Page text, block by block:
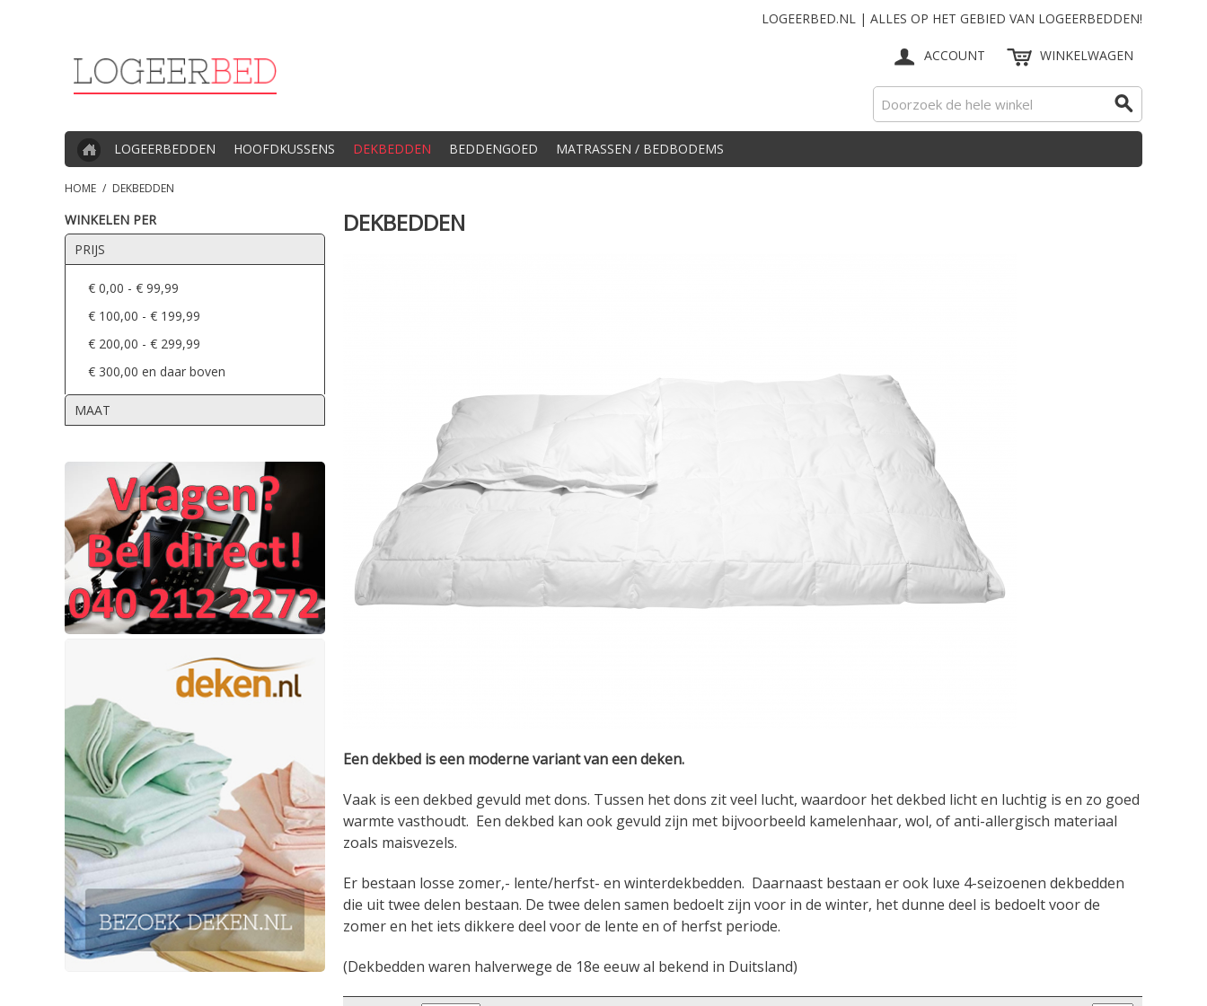
LOGEERBED.NL | ALLES OP HET GEBIED VAN LOGEERBEDDEN!
ACCOUNT WINKELWAGEN
LOGEERBEDDEN HOOFDKUSSENS DEKBEDDEN BEDDENGOED MATRASSEN / BEDBODEMS
HOME / DEKBEDDEN
WINKELEN PER
PRIJS
€ 0,00 - € 99,99
€ 100,00 - € 199,99
€ 200,00 - € 299,99
€ 300,00 en daar boven
MAAT
DEKBEDDEN
Een dekbed is een moderne variant van een deken.
Vaak is een dekbed gevuld met dons. Tussen het dons zit veel lucht, waardoor het dekbed licht en luchtig is en zo goed
warmte vasthoudt. Een dekbed kan ook gevuld zijn met bijvoorbeeld kamelenhaar, wol, of anti-allergisch materiaal
zoals maisvezels.
Er bestaan losse zomer,- lente/herfst- en winterdekbedden. Daarnaast bestaan er ook luxe 4-seizoenen dekbedden
die uit twee delen bestaan. De twee delen samen bedoelt zijn voor in de winter, het dunne deel is bedoelt voor de
zomer en het iets dikkere deel voor de lente en of herfst periode.
(Dekbedden waren halverwege de 18e eeuw al bekend in Duitsland)